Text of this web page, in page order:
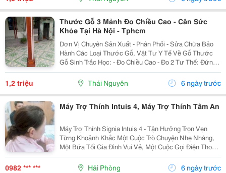
Thước Gỗ 3 Mảnh Đo Chiều Cao - Cân Sức
Khỏe Tại Hà Nội - Tphcm
Dơn Vị Chuyên Sản Xuất - Phân Phối - Sửa Chữa Bảo
Hành Các Loại Thước Gỗ, Vật Tư Y Tế Về Gỗ Thước
Gỗ Sinh Trắc Học: - Đo Chiều Cao - Đo 2 Tư Thế: Đứng
Nằm - Phương Án Gấp Gọn Và Lắp Ráp Thuận Lợi
Bước Vào Đứng Dùng Con Chặn Để Áp Mức Chiều...
1,2 triệu Thái Nguyên 6 ngày trước
Máy Trợ Thính Intuis 4, Máy Trợ Thính Tâm An
Máy Trợ Thính Signia Intuis 4 - Tận Hưởng Trọn Vẹn
Từng Khoảnh Khắc Một Cuộc Trò Chuyện Nhẹ Nhàng,
Một Bữa Tối Gia Đình Vui Vẻ, Một Cuộc Gọi Điện Thoại
Cho Bạn Bè, Một Bộ Phim Yêu Thích - Cuộc Sống Luôn
Tràn Ngập Những Khoảnh Khắc Quan Trọng. Hãy...
0982 *** *** Hải Phòng 6 ngày trước